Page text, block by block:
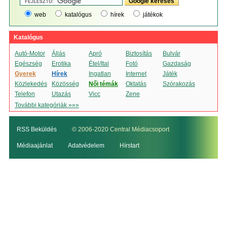
web katalógus hírek játékok
Katalógus
Autó-Motor Állás Apró Biztosítás
Bulvár
Egészség
Erotika Étel/Ital Fotó
Gazdaság
Gyerek
Hírek Ingatlan Internet
Játék
Közlekedés
Közösség Női témák Oktatás
Szórakozás
Telefon
Utazás Vicc
Zene
További kategóriák »»»
RSS Beküldés © 2006-2020 Central Médiacsoport
Médiaajánlat Adatvédelem Hírstart